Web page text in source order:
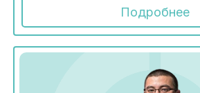
Подробнее